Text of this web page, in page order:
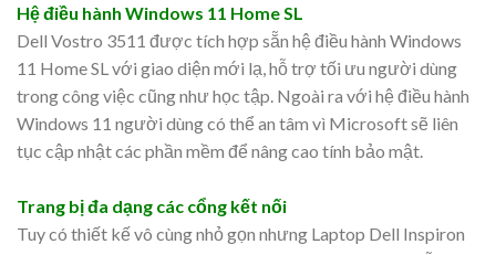
Hệ điều hành Windows 11 Home SL
Dell Vostro 3511 được tích hợp sẵn hệ điều hành Windows
11 Home SL với giao diện mới lạ, hỗ trợ tối ưu người dùng
trong công việc cũng như học tập. Ngoài ra với hệ điều hành
Windows 11 người dùng có thể an tâm vì Microsoft sẽ liên
tục cập nhật các phần mềm để nâng cao tính bảo mật.
Trang bị đa dạng các cổng kết nối
Tuy có thiết kế vô cùng nhỏ gọn nhưng Laptop Dell Inspiron